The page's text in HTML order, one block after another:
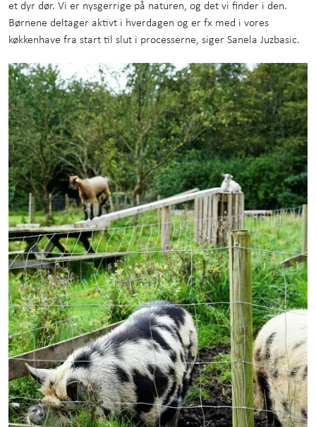
et dyr dør. Vi er nysgerrige på naturen, og det vi finder i den.
Børnene deltager aktivt i hverdagen og er fx med i vores
køkkenhave fra start til slut i processerne, siger Sanela Juzbasic.